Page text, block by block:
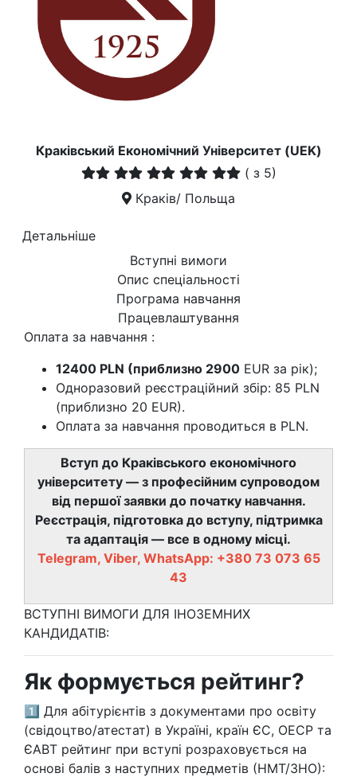
Краківський Економічний Університет (UEK)
( з 5)
Краків/ Польща
Детальніше
Вступні вимоги
Опис спеціальності
Програма навчання
Працевлаштування
Оплата за навчання :
12400 PLN (приблизно 2900 EUR за рік);
Одноразовий реєстраційний збір: 85 PLN
(приблизно 20 EUR).
Оплата за навчання проводиться в PLN.
Вступ до Краківського економічного
університету — з професійним супроводом
від першої заявки до початку навчання.
Реєстрація, підготовка до вступу, підтримка
та адаптація — все в одному місці.
Telegram, Viber, WhatsApp: +380 73 073 65
43
ВСТУПНІ ВИМОГИ ДЛЯ ІНОЗЕМНИХ
КАНДИДАТІВ:
Як формується рейтинг?
1️⃣ Для абітурієнтів з документами про освіту
(свідоцтво/атестат) в Україні, країн ЄС, ОЕСР та
ЄАВТ рейтинг при вступі розраховується на
основі балів з наступних предметів (НМТ/ЗНО):